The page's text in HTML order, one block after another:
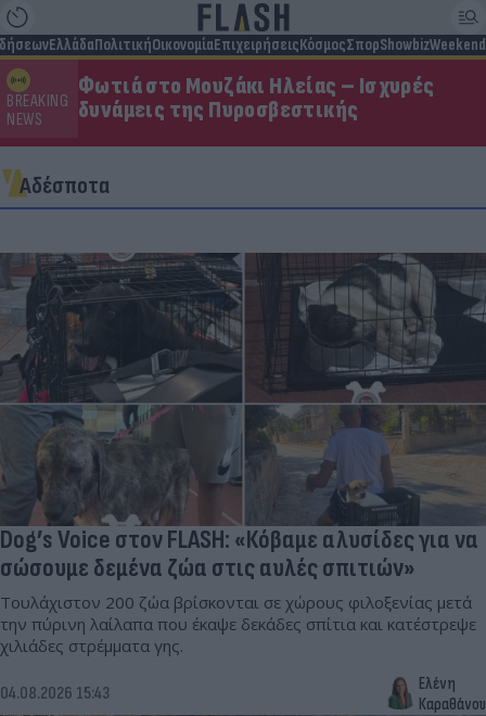
ΕλλάδαΠολιτικήΟικονομίαΕπιχειρήσειςΚόσμοςΣπορShowbizWeekend
BREAKING
NEWS
Φωτιά στο Μουζάκι Ηλείας – Ισχυρές
δυνάμεις της Πυροσβεστικής
Αδέσποτα
Dog’s Voice στον FLASH: «Κόβαμε αλυσίδες για να
σώσουμε δεμένα ζώα στις αυλές σπιτιών»
Τουλάχιστον 200 ζώα βρίσκονται σε χώρους φιλοξενίας μετά
την πύρινη λαίλαπα που έκαψε δεκάδες σπίτια και κατέστρεψε
χιλιάδες στρέμματα γης.
04.08.2026 15:43
Ελένη
Καραθάνου